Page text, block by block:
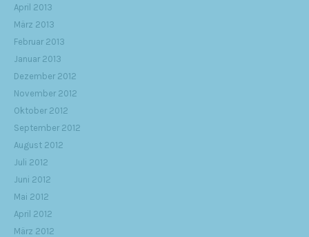
April 2013
März 2013
Februar 2013
Januar 2013
Dezember 2012
November 2012
Oktober 2012
September 2012
August 2012
Juli 2012
Juni 2012
Mai 2012
April 2012
März 2012